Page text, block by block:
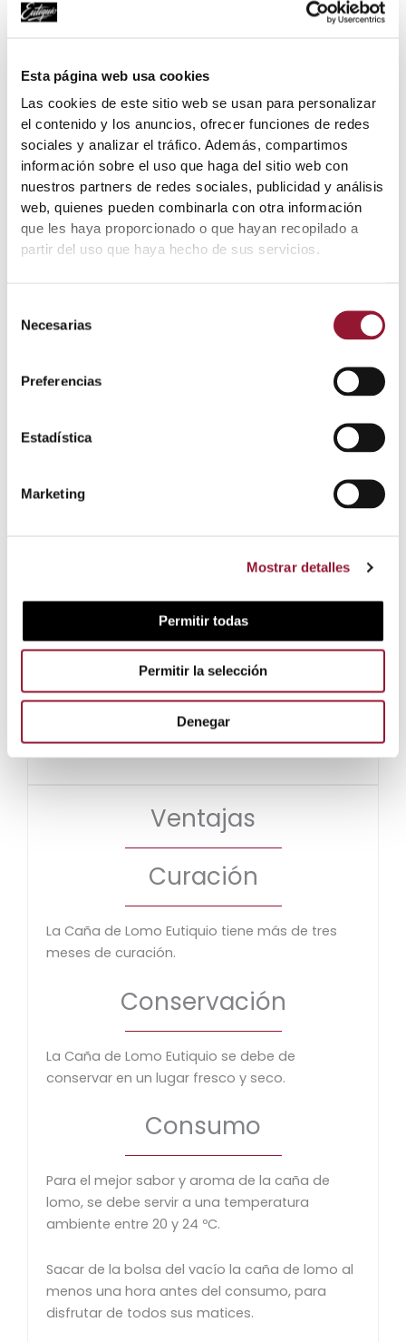
Esta página web usa cookies
Las cookies de este sitio web se usan para personalizar
el contenido y los anuncios, ofrecer funciones de redes
sociales y analizar el tráfico. Además, compartimos
información sobre el uso que haga del sitio web con
nuestros partners de redes sociales, publicidad y análisis
web, quienes pueden combinarla con otra información
que les haya proporcionado o que hayan recopilado a
partir del uso que haya hecho de sus servicios.
Necesarias
Preferencias
Estadística
Marketing
Mostrar detalles
Permitir todas
Permitir la selección
Denegar
Valor nutricional
Valor energético
(KJ/Kcal)
994,5 KJ / 236,5
Kcal
Proteína (g) 37.5 g
Grasa 8.9 g
de los cuales
Sal (g)
Piezas de entre 2 y 2,2 kilogramos.
Envasadas al vacío
Posibilidad de pieza entera o mitades.
Ventajas
Curación
La Caña de Lomo Eutiquio tiene más de tres
meses de curación.
Conservación
La Caña de Lomo Eutiquio se debe de
conservar en un lugar fresco y seco.
Consumo
Para el mejor sabor y aroma de la caña de
lomo, se debe servir a una temperatura
ambiente entre 20 y 24 ºC.
Sacar de la bolsa del vacío la caña de lomo al
menos una hora antes del consumo, para
disfrutar de todos sus matices.